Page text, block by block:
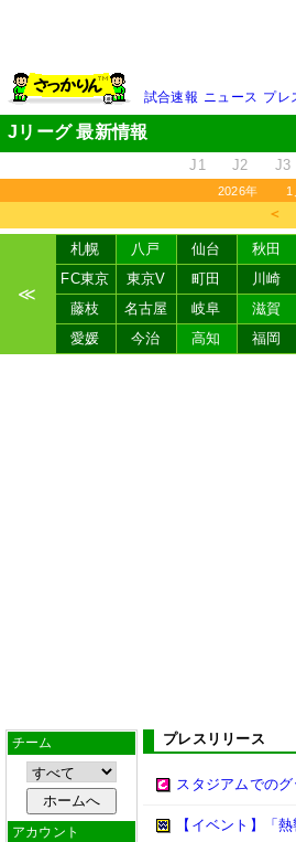
試合速報 ニュース プレ
Jリーグ 最新情報
J1 J2 J3
2026年 1
＜
≪
札幌 八戸 仙台 秋田
FC東京
東京V 町田 川崎
藤枝
名古屋 岐阜 滋賀
愛媛
今治 高知 福岡
チーム
アカウント
プレスリリース
スタジアムでの
【イベント】「